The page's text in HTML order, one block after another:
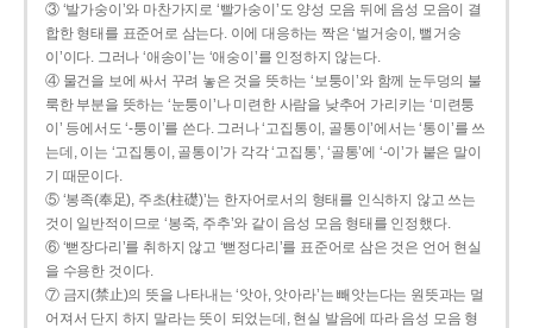
③ ‘발가숭이’와 마찬가지로 ‘빨가숭이’도 양성 모음 뒤에 음성 모음이 결
합한 형태를 표준어로 삼는다. 이에 대응하는 짝은 ‘벌거숭이, 뻘거숭
이’이다. 그러나 ‘애송이’는 ‘애숭이’를 인정하지 않는다.
④ 물건을 보에 싸서 꾸려 놓은 것을 뜻하는 ‘보퉁이’와 함께 눈두덩의 불
룩한 부분을 뜻하는 ‘눈퉁이’나 미련한 사람을 낮추어 가리키는 ‘미련퉁
이’ 등에서도 ‘-퉁이’를 쓴다. 그러나 ‘고집통이, 골통이’에서는 ‘통이’를 쓰
는데, 이는 ‘고집통이, 골통이’가 각각 ‘고집통’, ‘골통’에 ‘-이’가 붙은 말이
기 때문이다.
⑤ ‘봉족(奉足), 주초(柱礎)’는 한자어로서의 형태를 인식하지 않고 쓰는
것이 일반적이므로 ‘봉죽, 주추’와 같이 음성 모음 형태를 인정했다.
⑥ ‘뻗장다리’를 취하지 않고 ‘뻗정다리’를 표준어로 삼은 것은 언어 현실
을 수용한 것이다.
⑦ 금지(禁止)의 뜻을 나타내는 ‘앗아, 앗아라’는 빼앗는다는 원뜻과는 멀
어져서 단지 하지 말라는 뜻이 되었는데, 현실 발음에 따라 음성 모음 형